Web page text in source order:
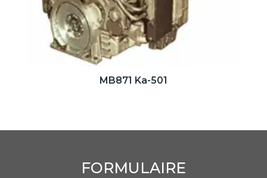
MB871 Ka-501
FORMULAIRE